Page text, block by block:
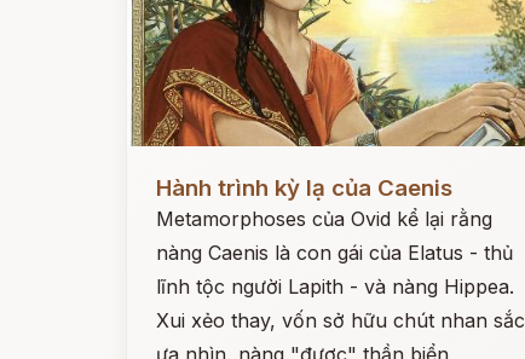
Hành trình kỳ lạ của Caenis
Metamorphoses của Ovid kể lại rằng
nàng Caenis là con gái của Elatus - thủ
lĩnh tộc người Lapith - và nàng Hippea.
Xui xẻo thay, vốn sở hữu chút nhan sắc
ưa nhìn, nàng "được" thần biển